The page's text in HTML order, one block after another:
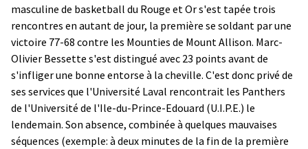
masculine de basketball du Rouge et Or s'est tapée trois
rencontres en autant de jour, la première se soldant par une
victoire 77-68 contre les Mounties de Mount Allison. Marc-
Olivier Bessette s'est distingué avec 23 points avant de
s'infliger une bonne entorse à la cheville. C'est donc privé de
ses services que l'Université Laval rencontrait les Panthers
de l'Université de l'Ile-du-Prince-Edouard (U.I.P.E.) le
lendemain. Son absence, combinée à quelques mauvaises
séquences (exemple: à deux minutes de la fin de la première